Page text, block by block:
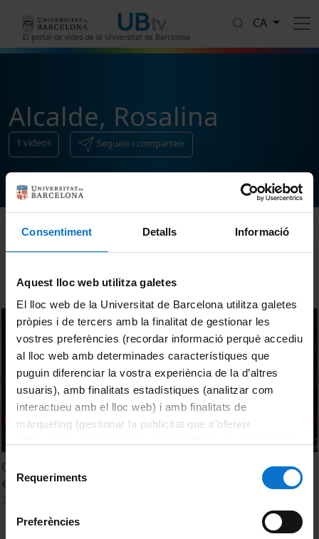
Consentiment Detalls Informació
Aquest lloc web utilitza galetes
El lloc web de la Universitat de Barcelona utilitza galetes
pròpies i de tercers amb la finalitat de gestionar les
vostres preferències (recordar informació perquè accediu
al lloc web amb determinades característiques que
puguin diferenciar la vostra experiència de la d’altres
usuaris), amb finalitats estadístiques (analitzar com
interactueu amb el lloc web) i amb finalitats de
màrqueting (gestionar la publicitat que s’ofereix
consultar laPolítica de galetes del lloc web de la
Selecció
de Requeriments
Preferències
El portal de vídeo de la Universitat de Barcelona
CA
Alcalde, Rosalina
1 vídeos Segueix i comparteix
Ordenar
Orientació professional en xarxa, clau d’un model d’èxit
educatiu